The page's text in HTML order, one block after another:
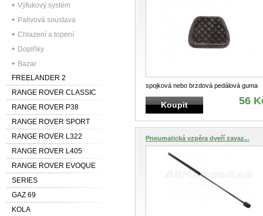
Výfukový systém
Palivová soustava
Chlazení a topení
Doplňky
Bazar
FREELANDER 2
RANGE ROVER CLASSIC
RANGE ROVER P38
RANGE ROVER SPORT
RANGE ROVER L322
RANGE ROVER L405
RANGE ROVER EVOQUE
SERIES
GAZ 69
KOLA
spojková nebo brzdová pedálová guma
Koupit 56
Pneumatická vzpěra dveří zavaz...